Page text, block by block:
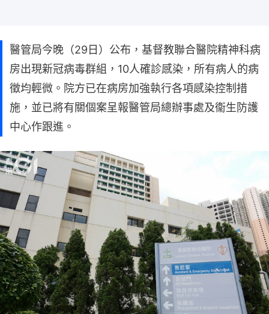
醫管局今晚（29日）公布，基督教聯合醫院精神科病
房出現新冠病毒群組，10人確診感染，所有病人的病
徵均輕微。院方已在病房加強執行各項感染控制措
施，並已將有關個案呈報醫管局總辦事處及衞生防護
中心作跟進。